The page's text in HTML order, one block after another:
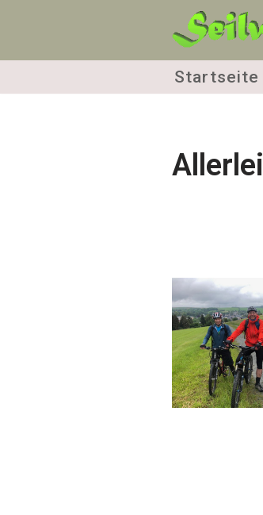
springen
Startseite
Allerlei